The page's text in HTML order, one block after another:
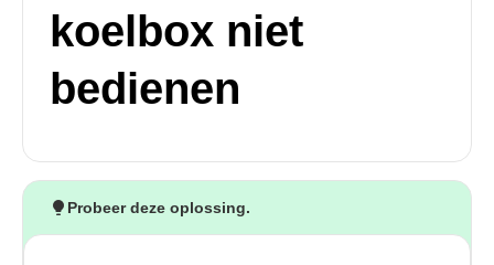
koelbox niet
bedienen
Probeer deze oplossing.